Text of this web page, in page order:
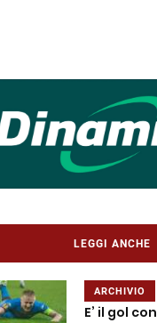
LEGGI ANCHE
ARCHIVIO
E’ il gol